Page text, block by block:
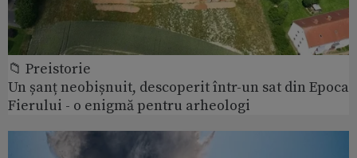
📁 Preistorie
Un șanț neobișnuit, descoperit într-un sat din Epoca
Fierului - o enigmă pentru arheologi